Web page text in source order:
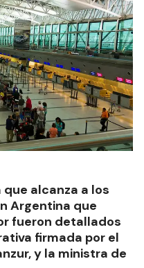
alcanza a los
Argentina que
fueron detallados
firmada por el
y la ministra de